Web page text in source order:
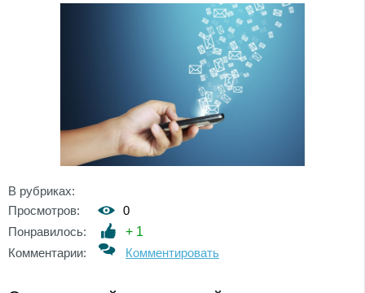
В рубриках:
Просмотров:
0
Понравилось:
+ 1
Комментарии:
Комментировать